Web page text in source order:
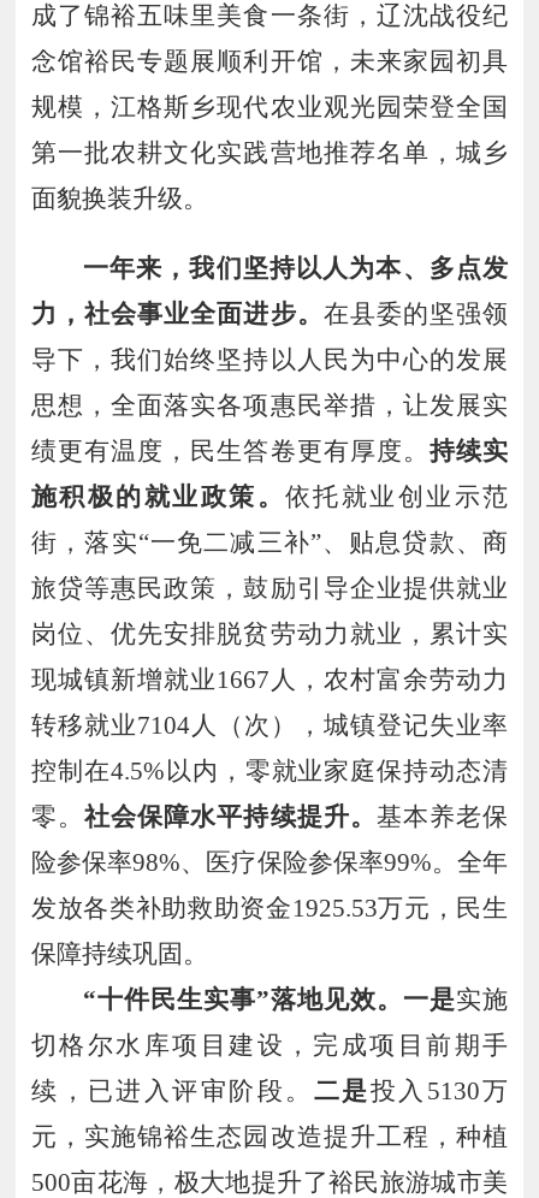
成了锦裕五味里美食一条街，辽沈战役纪
念馆裕民专题展顺利开馆，未来家园初具
规模，江格斯乡现代农业观光园荣登全国
第一批农耕文化实践营地推荐名单，城乡
面貌换装升级。
一年来 ，我们坚持以人为本、 多点发
力 ，社会事业全面进步。 在县委的坚强领
导下，我们始终坚持 以人民为中心的发展
思想，全面落实各项惠民举措，让发展实
绩更有温度，民生答卷更有厚度。 持续实
施积极的就业政策 。 依托就业创业示范
街，落实“一免二减三补”、 贴息贷款、 商
旅贷等惠民政策，鼓励引导企业提供就业
岗位、优先安排脱贫劳动力就业，累计实
现城镇新增就业1667 人，农村富余劳动力
转移就业7104 人（次）， 城镇登记失业率
控制在4.5% 以内 ， 零就业家庭保持动态清
零。社会保障水平持续提升。 基本养老保
险参保率98%、 医疗保险参保率99%。全年
发放各类补助救助资金1925.53万元 ，民生
保障持续巩固。
“十件民生实事”落地见效。一是实施
切格尔水库项目建设，完成项目前期手
续，已进入评审阶段 。 二是投入 5130万
元，实施锦裕生态园改造提升工程，种植
500亩花海，极大地提升了裕民旅游城市美